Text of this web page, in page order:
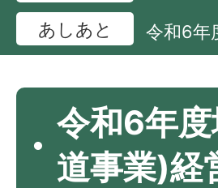
あしあと
令和6年
令和6年
道事業)経